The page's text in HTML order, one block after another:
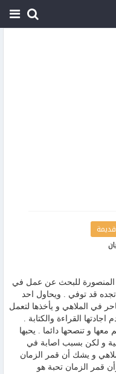
المنصورة للبحث عن عمل في
تجده قد توفي . ويحاول احد
في الملاهي و يأخذها لتعمل
القراءة والكتابة .
و تنصحها دائما . يحبها
و لكن بسبب اصابة في
و يشك أن قمر الزمان
قمر الزمان تحبة هو